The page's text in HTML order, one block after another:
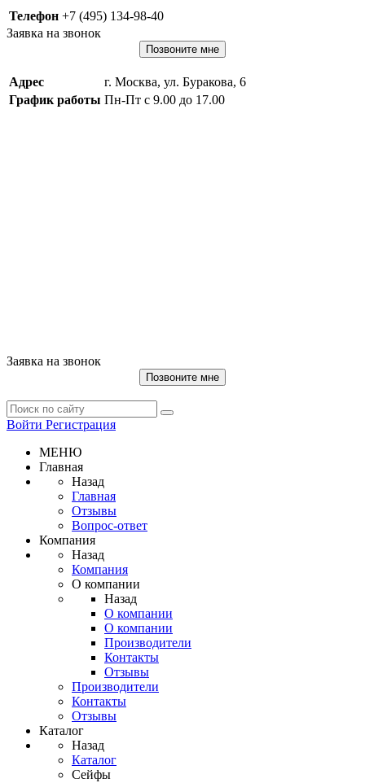
Телефон +7 (495) 134-98-40
Заявка на звонок
Позвоните мне
Адрес
г. Москва, ул. Буракова, 6
График работы Пн-Пт с 9.00 до 17.00
Заявка на звонок
Позвоните мне
Войти Регистрация
МЕНЮ
Главная
Назад
Главная
Отзывы
Вопрос-ответ
Компания
Назад
Компания
О компании
Назад
О компании
О компании
Производители
Контакты
Отзывы
Производители
Контакты
Отзывы
Каталог
Назад
Каталог
Сейфы